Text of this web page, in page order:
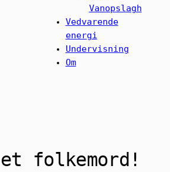
Vanopslagh
Vedvarende
energi
Undervisning
Om
et folkemord!